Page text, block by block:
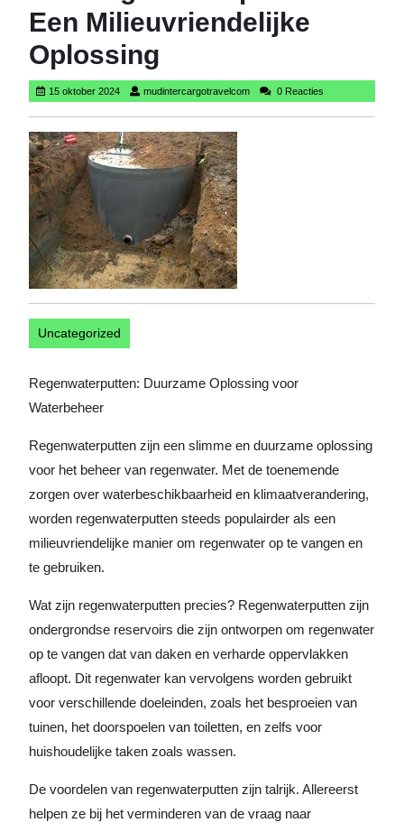
Een Milieuvriendelijke
Oplossing
15 oktober 202415
oktober
2024
mudintercargotravelcommudintercargotravelcom
0 Reacties
Uncategorized
Regenwaterputten: Duurzame Oplossing voor
Waterbeheer
Regenwaterputten zijn een slimme en duurzame oplossing
voor het beheer van regenwater. Met de toenemende
zorgen over waterbeschikbaarheid en klimaatverandering,
worden regenwaterputten steeds populairder als een
milieuvriendelijke manier om regenwater op te vangen en
te gebruiken.
Wat zijn regenwaterputten precies? Regenwaterputten zijn
ondergrondse reservoirs die zijn ontworpen om regenwater
op te vangen dat van daken en verharde oppervlakken
afloopt. Dit regenwater kan vervolgens worden gebruikt
voor verschillende doeleinden, zoals het besproeien van
tuinen, het doorspoelen van toiletten, en zelfs voor
huishoudelijke taken zoals wassen.
De voordelen van regenwaterputten zijn talrijk. Allereerst
helpen ze bij het verminderen van de vraag naar